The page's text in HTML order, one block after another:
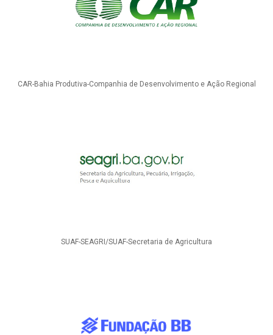
CAR-Bahia Produtiva-Companhia de Desenvolvimento e Ação Regional
SUAF-SEAGRI/SUAF-Secretaria de Agricultura